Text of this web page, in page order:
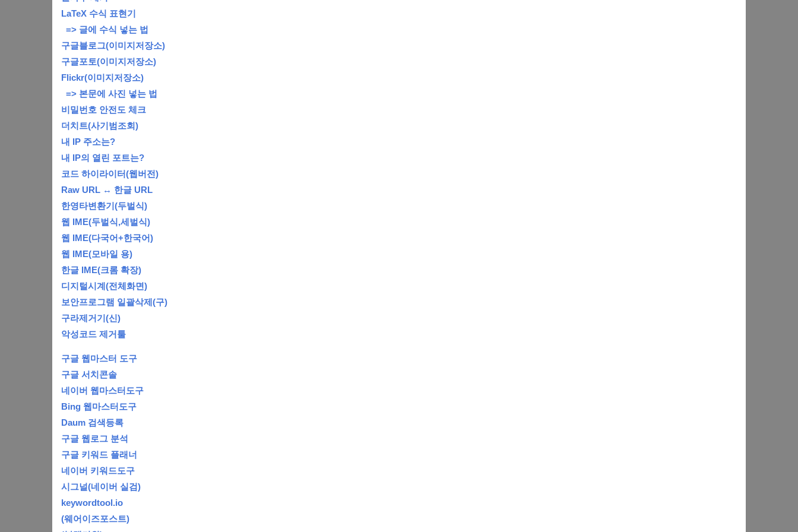
LaTeX 수식 표현기
=> 글에 수식 넣는 법
구글블로그(이미지저장소)
구글포토(이미지저장소)
Flickr(이미지저장소)
=> 본문에 사진 넣는 법
비밀번호 안전도 체크
더치트(사기범조회)
내 IP 주소는?
내 IP의 열린 포트는?
코드 하이라이터(웹버전)
Raw URL ↔ 한글 URL
한영타변환기(두벌식)
웹 IME(두벌식,세벌식)
웹 IME(다국어+한국어)
웹 IME(모바일 용)
한글 IME(크롬 확장)
디지털시계(전체화면)
보안프로그램 일괄삭제(구)
구라제거기(신)
악성코드 제거툴
구글 웹마스터 도구
구글 서치콘솔
네이버 웹마스터도구
Bing 웹마스터도구
Daum 검색등록
구글 웹로그 분석
구글 키워드 플래너
네이버 키워드도구
시그널(네이버 실검)
keywordtool.io
(웨어이즈포스트)